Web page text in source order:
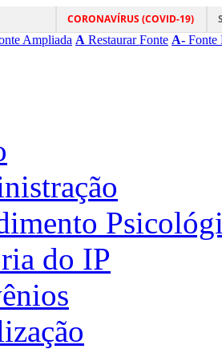
CORONAVÍRUS (COVID-19)
Ampliada A Restaurar Fonte A- Fonte
do IP